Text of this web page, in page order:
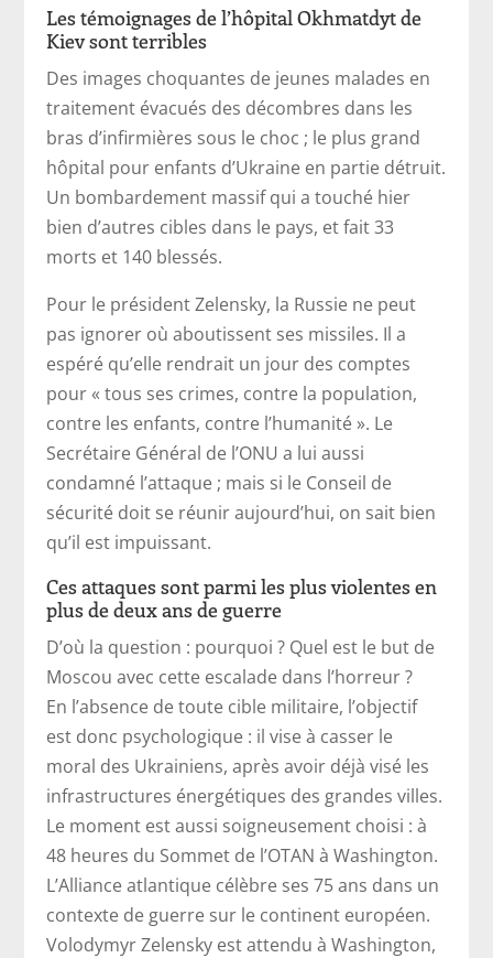
Les témoignages de l’hôpital Okhmatdyt de
Kiev sont terribles
Des images choquantes de jeunes malades en
traitement évacués des décombres dans les
bras d’infirmières sous le choc ; le plus grand
hôpital pour enfants d’Ukraine en partie détruit.
Un bombardement massif qui a touché hier
bien d’autres cibles dans le pays, et fait 33
morts et 140 blessés.
Pour le président Zelensky, la Russie ne peut
pas ignorer où aboutissent ses missiles. Il a
espéré qu’elle rendrait un jour des comptes
pour « tous ses crimes, contre la population,
contre les enfants, contre l’humanité ». Le
Secrétaire Général de l’ONU a lui aussi
condamné l’attaque ; mais si le Conseil de
sécurité doit se réunir aujourd’hui, on sait bien
qu’il est impuissant.
Ces attaques sont parmi les plus violentes en
plus de deux ans de guerre
D’où la question : pourquoi ? Quel est le but de
Moscou avec cette escalade dans l’horreur ?
En l’absence de toute cible militaire, l’objectif
est donc psychologique : il vise à casser le
moral des Ukrainiens, après avoir déjà visé les
infrastructures énergétiques des grandes villes.
Le moment est aussi soigneusement choisi : à
48 heures du Sommet de l’OTAN à Washington.
L’Alliance atlantique célèbre ses 75 ans dans un
contexte de guerre sur le continent européen.
Volodymyr Zelensky est attendu à Washington,